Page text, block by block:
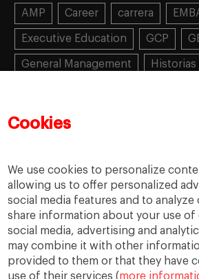
Cookies
We use cookies to personalize
allowing us to offer personalized
social media features and to analyze
share information about your use
social media, advertising and
may combine it with other
provided to them or that they have
use of their services (more
AMP Career carrera
Executive Education GCP
General Management
Mujeres emprendedoras
Success stories Women in